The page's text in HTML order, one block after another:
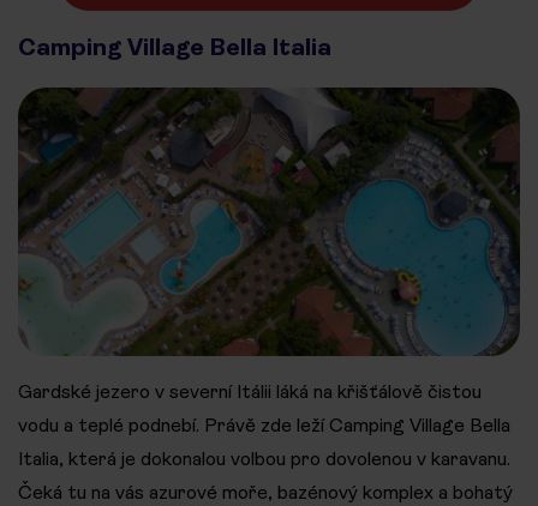
Camping Village Bella Italia
Gardské jezero v severní Itálii láká na křišťálově čistou
vodu a teplé podnebí. Právě zde leží Camping Village Bella
Italia, která je dokonalou volbou pro dovolenou v karavanu.
Čeká tu na vás azurové moře, bazénový komplex a bohatý